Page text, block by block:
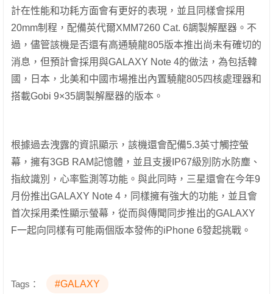
計在性能和功耗方面會有更好的表現，並且同樣會採用
20mm制程，配備英代爾XMM7260 Cat. 6調製解壓器。不
過，儘管該機是否還有高通驍龍805版本推出尚未有確切的
消息，但預計會採用與GALAXY Note 4的做法，為包括韓
國，日本，北美和中國市場推出內置驍龍805四核處理器和
搭載Gobi 9×35調製解壓器的版本。
根據過去洩露的資訊顯示，該機還會配備5.3英寸觸控螢
幕，擁有3GB RAM記憶體，並且支援IP67級別防水防塵、
指紋識別，心率監測等功能。與此同時，三星還會在今年9
月份推出GALAXY Note 4，同樣擁有強大的功能，並且會
首次採用柔性顯示螢幕，從而與傳聞同步推出的GALAXY
F一起向同樣有可能兩個版本發佈的iPhone 6發起挑戰。
Tags： #GALAXY